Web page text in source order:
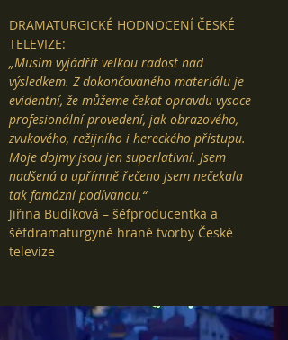
DRAMATURGICKÉ HODNOCENÍ ČESKÉ
TELEVIZE:
„Musím vyjádřit velkou radost nad
výsledkem. Z dokončovaného materiálu je
evidentní, že můžeme čekat opravdu vysoce
profesionální provedení, jak obrazového,
zvukového, režijního i hereckého přístupu.
Moje dojmy jsou jen superlativní. Jsem
nadšená a upřímně řečeno jsem nečekala
tak famózní podívanou.“
Jiřina Budíková – šéfproducentka a
šéfdramaturgyně hrané tvorby České
televize